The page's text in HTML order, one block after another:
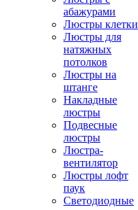
абажурами
Люстры клетки
Люстры для
натяжных
потолков
Люстры на
штанге
Накладные
люстры
Подвесные
люстры
Люстра-
вентилятор
Люстры лофт
паук
Светодиодные